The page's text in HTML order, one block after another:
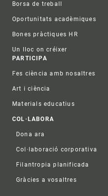
Borsa de treball
Oportunitats acadèmiques
Bones pràctiques HR
Un lloc on créixer
PARTICIPA
Fes ciència amb nosaltres
Art i ciència
Materials educatius
COL·LABORA
Dona ara
Col·laboració corporativa
Filantropia planificada
Gràcies a vosaltres